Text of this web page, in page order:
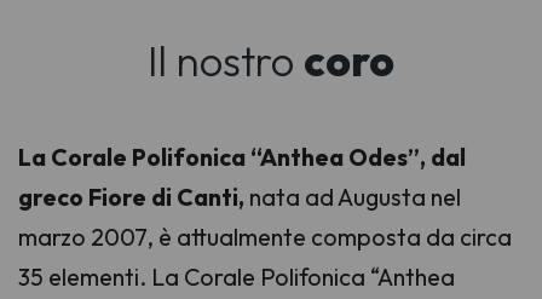
Il nostro coro
La Corale Polifonica “Anthea Odes”, dal
greco Fiore di Canti, nata ad Augusta nel
marzo 2007, è attualmente composta da circa
35 elementi. La Corale Polifonica “Anthea